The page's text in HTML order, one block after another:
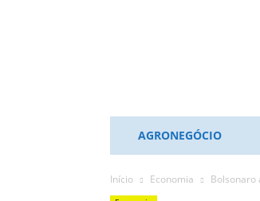
AGRONEGÓCIO
Início Economia Bolsonaro